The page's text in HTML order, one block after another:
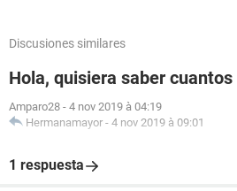
Discusiones similares
Hola, quisiera saber
Amparo28 - 4 nov 2019 à 04:19
Hermanamayor - 4 nov 2019 à 09:01
1 respuesta